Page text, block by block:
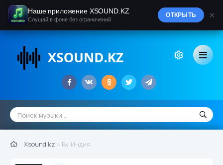
Xsound.kz » By Индия
Наше приложение XSOUND.KZ
Слушай в фоне без ограничений
ОТКРЫТЬ ×